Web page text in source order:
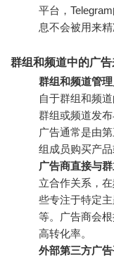
平台，
息不会被用来精
群组和频道中的广
群组和频道管
自于群组和频
群组或频道发
广告通常是由
组成员购买产品
广告商直接与
立合作关系，
些专注于特定
等。广告商会
高转化率。
外部第三方广